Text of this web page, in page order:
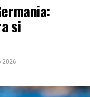
si
2026